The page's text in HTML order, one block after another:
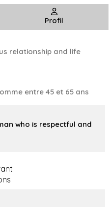
Profil
relationship and life
entre 45 et 65 ans
who is respectful and